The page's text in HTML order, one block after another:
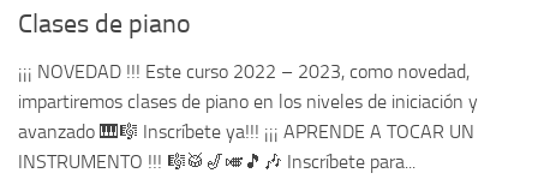
Clases de piano
¡¡¡ NOVEDAD !!! Este curso 2022 – 2023, como novedad,
impartiremos clases de piano en los niveles de iniciación y
avanzado 🎹🎼 Inscríbete ya!!! ¡¡¡ APRENDE A TOCAR UN
INSTRUMENTO !!! 🎼🥁🎷🎺🎵🎶 Inscríbete para...